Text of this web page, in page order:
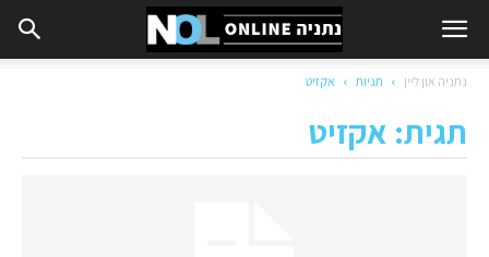
נתניה און ליין תגיות אקזיט
תגית: אקזיט